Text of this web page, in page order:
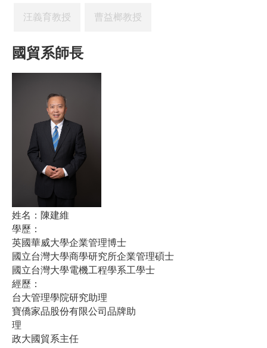
汪義育教授 曹益榔教授
國貿系師長
姓名： 陳建維
學歷：
英國華威大學企業管理博士
國立台灣大學商學研究所企業管理碩士
國立台灣大學電機工程學系工學士
經歷：
台大管理學院研究助理
寶僑家品股份有限公司品牌助
理
政大國貿系主任